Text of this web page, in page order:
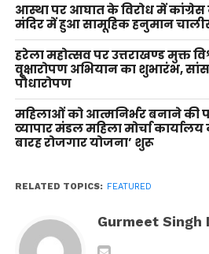
आस्था पर आघात के विरोध में
मंदिर में हुआ सामूहिक हनुमान
हरेला महोत्सव पर उत्तराखण्ड मुक्त
वृक्षारोपण अभियान का शुभारंभ,
पौधारोपण
महिलाओं को आत्मनिर्भर बनाने की
व्यापार मंडल महिला मोर्चा
बारह रोजगार योजना’ शुरू
RELATED TOPICS: FEATURED
Gurmeet Singh